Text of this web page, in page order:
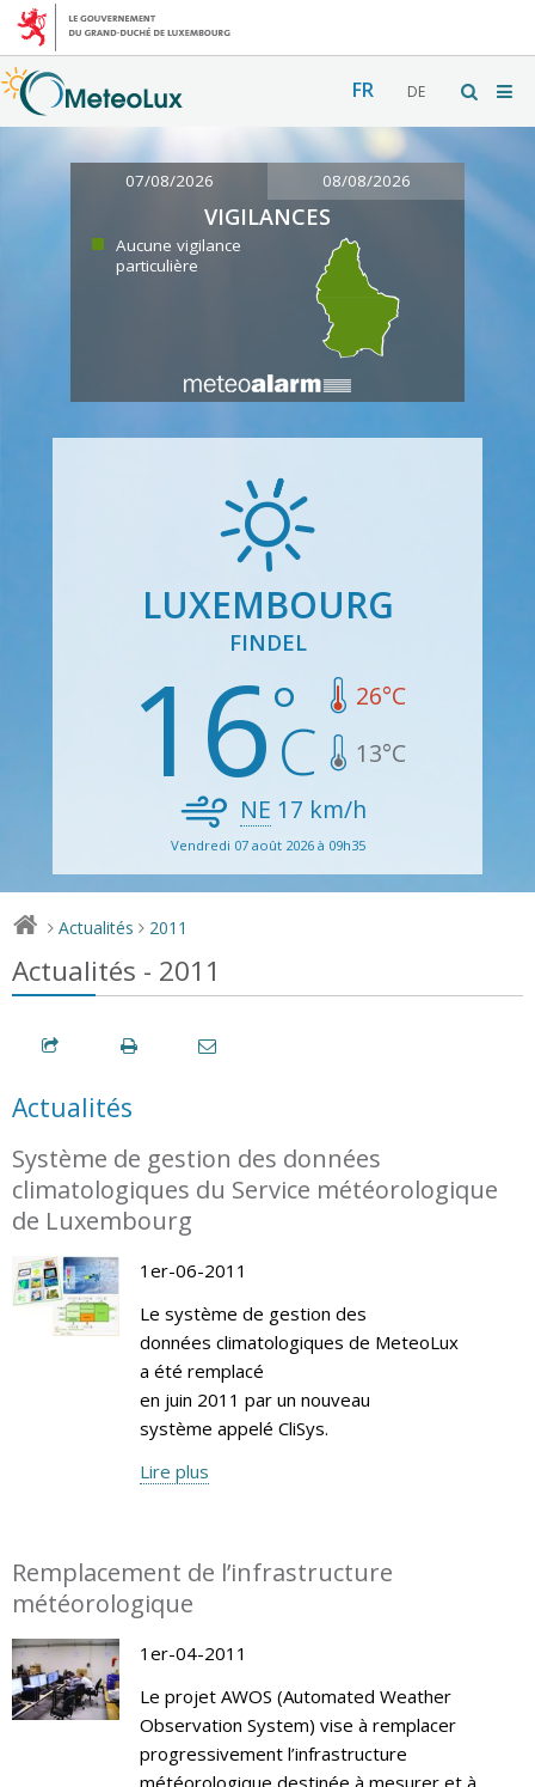
FR DE
07/08/2026 08/08/2026
VIGILANCES
Aucune vigilance
particulière
LUXEMBOURG
FINDEL
16 26°C
13°C
NE 17 km/h
Vendredi 07 août 2026 à 09h35
> Actualités > 2011
Actualités - 2011
Actualités
Système de gestion des données
climatologiques du Service météorologique
de Luxembourg
1er-06-2011
Le système de gestion des
données climatologiques de MeteoLux
a été remplacé
en juin 2011 par un nouveau
système appelé CliSys.
Lire plus
Remplacement de l’infrastructure
météorologique
1er-04-2011
Le projet AWOS (Automated Weather
Observation System) vise à remplacer
progressivement l’infrastructure
météorologique destinée à mesurer et à